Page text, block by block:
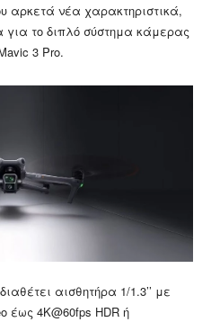
αρκετά νέα χαρακτηριστικά,
για το διπλό σύστημα κάμερας
3 Pro.
αισθητήρα 1/1.3’’ με
έως 4K@60fps HDR ή